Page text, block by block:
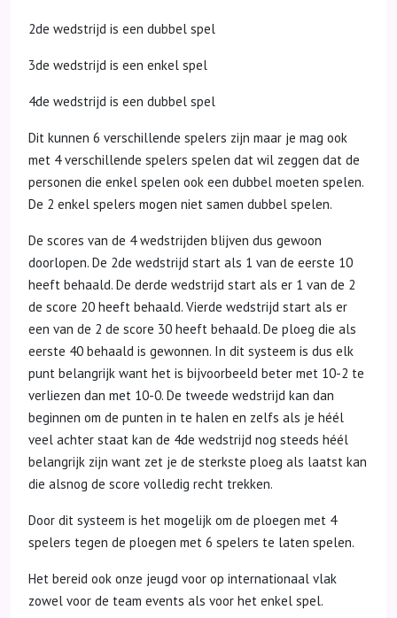
2de wedstrijd is een dubbel spel
3de wedstrijd is een enkel spel
4de wedstrijd is een dubbel spel
Dit kunnen 6 verschillende spelers zijn maar je mag ook
met 4 verschillende spelers spelen dat wil zeggen dat de
personen die enkel spelen ook een dubbel moeten spelen.
De 2 enkel spelers mogen niet samen dubbel spelen.
De scores van de 4 wedstrijden blijven dus gewoon
doorlopen. De 2de wedstrijd start als 1 van de eerste 10
heeft behaald. De derde wedstrijd start als er 1 van de 2
de score 20 heeft behaald. Vierde wedstrijd start als er
een van de 2 de score 30 heeft behaald. De ploeg die als
eerste 40 behaald is gewonnen. In dit systeem is dus elk
punt belangrijk want het is bijvoorbeeld beter met 10-2 te
verliezen dan met 10-0. De tweede wedstrijd kan dan
beginnen om de punten in te halen en zelfs als je héél
veel achter staat kan de 4de wedstrijd nog steeds héél
belangrijk zijn want zet je de sterkste ploeg als laatst kan
die alsnog de score volledig recht trekken.
Door dit systeem is het mogelijk om de ploegen met 4
spelers tegen de ploegen met 6 spelers te laten spelen.
Het bereid ook onze jeugd voor op internationaal vlak
zowel voor de team events als voor het enkel spel.